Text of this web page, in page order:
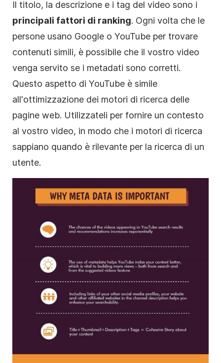
Il titolo, la descrizione e i tag del video sono i
principali fattori di ranking. Ogni volta che le
persone usano Google o YouTube per trovare
contenuti simili, è possibile che il vostro video
venga servito se i metadati sono corretti.
Questo aspetto di YouTube è simile
all'ottimizzazione dei motori di ricerca delle
pagine web. Utilizzateli per fornire un contesto
al vostro video, in modo che i motori di ricerca
sappiano quando è rilevante per la ricerca di un
utente.